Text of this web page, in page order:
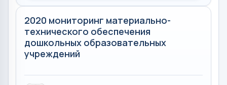
2020 мониторинг материально-
технического обеспечения
дошкольных образовательных
учреждений